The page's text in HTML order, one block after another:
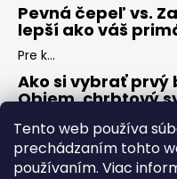
Tento web používa
prechádzaním tohto
používaním. Viac
Pevná čepeľ vs.
lepší ako váš
Pre k...
Ako si vybrať
Objem, chrbtový
Keď s...
ARCHÍV